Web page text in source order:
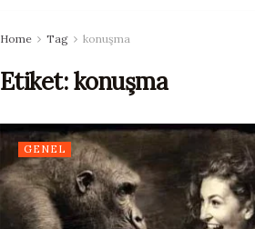
Home Tag konuşma
Etiket:konuşma
GENEL